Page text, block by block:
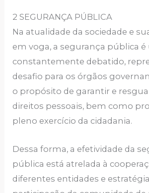
2 SEGURANÇA PÚBLICA
Na atualidade da sociedade e
em voga, a segurança pública
constantemente debatido,
desafio para os órgãos
o propósito de garantir e
direitos pessoais, bem como
pleno exercício da cidadania.
Dessa forma, a efetividade da
pública está atrelada à
diferentes entidades e